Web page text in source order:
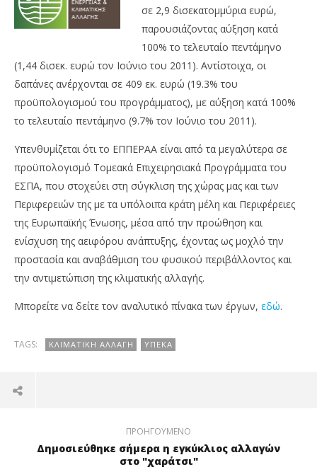
σε 2,9 δισεκατομμύρια ευρώ,
παρουσιάζοντας αύξηση κατά
100% το τελευταίο πεντάμηνο
(1,44 δισεκ. ευρώ τον Ιούνιο του 2011). Αντίστοιχα, οι
δαπάνες ανέρχονται σε 409 εκ. ευρώ (19.3% του
προϋπολογισμού του προγράμματος), με αύξηση κατά 100%
το τελευταίο πεντάμηνο (9.7% τον Ιούνιο του 2011).
Υπενθυμίζεται ότι το ΕΠΠΕΡΑΑ είναι από τα μεγαλύτερα σε
προϋπολογισμό Τομεακά Επιχειρησιακά Προγράμματα του
ΕΣΠΑ, που στοχεύει στη σύγκλιση της χώρας μας και των
Περιφερειών της με τα υπόλοιπα κράτη μέλη και Περιφέρειες
της Ευρωπαϊκής Ένωσης, μέσα από την προώθηση και
ενίσχυση της αειφόρου ανάπτυξης, έχοντας ως μοχλό την
προστασία και αναβάθμιση του φυσικού περιβάλλοντος και
την αντιμετώπιση της κλιματικής αλλαγής.
Μπορείτε να δείτε τον αναλυτικό πίνακα των έργων, εδώ.
TAGS: ΚΛΙΜΑΤΙΚΉ ΑΛΛΑΓΉ ΥΠΕΚΑ
ΠΡΟΗΓΟΎΜΕΝΟ
Δημοσιεύθηκε σήμερα η εγκύκλιος αλλαγών
στο "χαράτσι"